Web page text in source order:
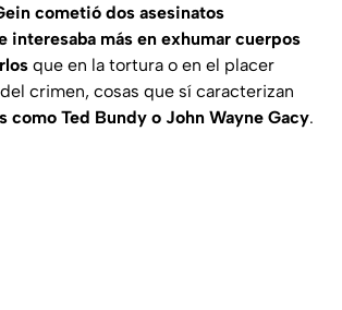
cometió dos asesinatos
interesaba más en exhumar cuerpos
que en la tortura o en el placer
crimen, cosas que sí caracterizan
como Ted Bundy o John Wayne Gacy.